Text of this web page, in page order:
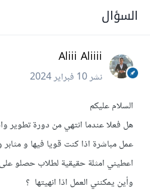
السؤال
Aliii Aliiii
نشر10 فبراير 2024
السلام عليكم
هل فعلا عندما انتهي من دورة تطوير
عمل مباشرة اذا كنت قويا فيها و
اعطيني امثلة حقيقية لطلاب حصلو على
وأين يمكنني العمل اذا انهيتها ؟